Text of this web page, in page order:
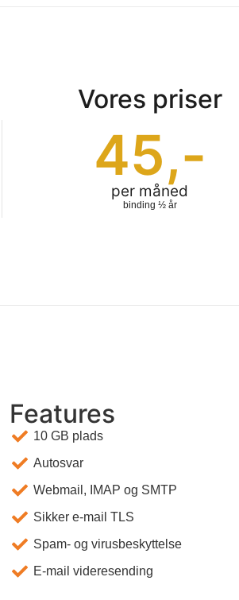
Vores priser
per måned
45,-
binding ½ år
Features
10 GB plads
Autosvar
Webmail, IMAP og SMTP
Sikker e-mail TLS
Spam- og virusbeskyttelse
E-mail videresending